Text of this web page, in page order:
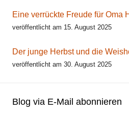
Eine verrückte Freude für Oma
veröffentlicht am 15. August 2025
Der junge Herbst und die
veröffentlicht am 30. August 2025
Blog via E-Mail abonnieren